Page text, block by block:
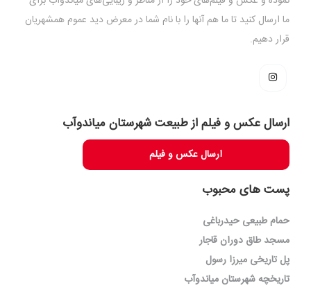
ما ارسال کنید تا ما هم آنها را با نام شما در معرض دید عموم همشهریان
قرار دهیم.
ارسال عکس و فیلم از طبیعت شهرستان میاندوآب
ارسال عکس و فیلم
پست های محبوب
حمام طبیعی حیدرباغی
مسجد طاق دوران قاجار
پل تاریخی میرزا رسول
تاریخچه شهرستان میاندوآب